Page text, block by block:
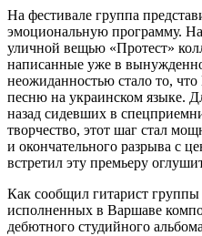
На фестивале группа
эмоциональную программу.
уличной вещью «Протест»
написанные уже в
неожиданностью стало то,
песню на украинском языке.
назад сидевших в
творчество, этот шаг стал
и окончательного разрыва с
встретил эту премьеру
Как сообщил гитарист
исполненных в Варшаве
дебютного студийного